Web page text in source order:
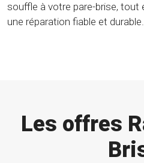
souffle à votre pare-brise,
une réparation fiable et durable.
Les offres